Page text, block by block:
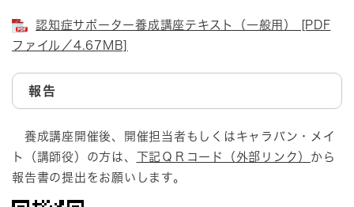
認知症サポーター養成講座テキスト（一般用） [PDF
ファイル／4.67MB]
報告
養成講座開催後、開催担当者もしくはキャラバン・メイ
ト（講師役）の方は、 下記ＱＲコード（外部リンク） から
報告書の提出をお願いします。